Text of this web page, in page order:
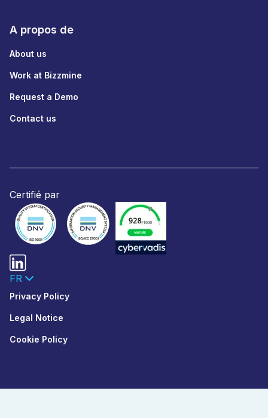
A propos de
About us
Work at Bizzmine
Request a Demo
Contact us
Certifié par
FR
Privacy Policy
Legal Notice
Cookie Policy